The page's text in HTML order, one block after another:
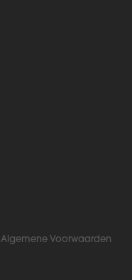
Algemene Voorwaarden